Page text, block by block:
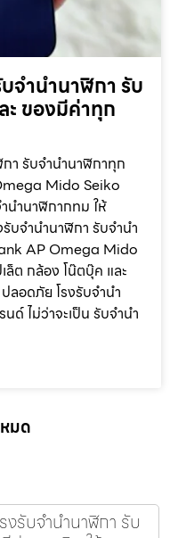
จำนำนาฬิกา รับ
ของมีค่าทุก
า รับจำนำนาฬิกาทุก
Mido Seiko
นำนาฬิกากทม ให้
บจำนำนาฬิกา รับจำนำ
AP Omega Mido
ล็ต กล้อง โน๊ตบุ๊ค และ
ลอดภัย โรงรับจำนำ
ด์ ไม่ว่าจะเป็น รับจำนำ
มด
งรับจำนำนาฬิกา รับ